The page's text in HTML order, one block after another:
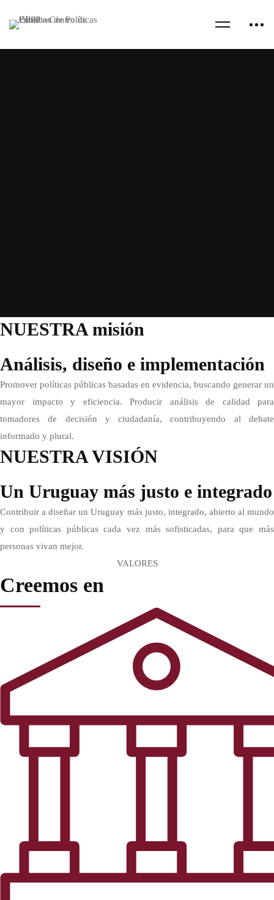
NUESTRA misión
Análisis, diseño e implementación
Promover políticas públicas basadas en evidencia, buscando generar un
mayor impacto y eficiencia. Producir análisis de calidad para
tomadores de decisión y ciudadanía, contribuyendo al debate
informado y plural.
NUESTRA VISIÓN
Un Uruguay más justo e integrado
Contribuir a diseñar un Uruguay más justo, integrado, abierto al mundo
y con políticas públicas cada vez más sofisticadas, para que más
personas vivan mejor.
VALORES
Creemos en